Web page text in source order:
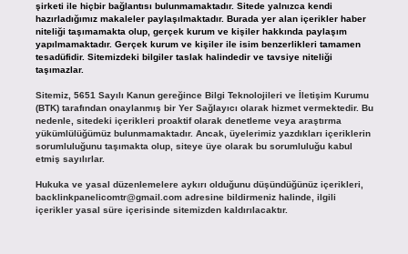
şirketi ile hiçbir bağlantısı bulunmamaktadır. Sitede yalnızca kendi
hazırladığımız makaleler paylaşılmaktadır. Burada yer alan içerikler haber
niteliği taşımamakta olup, gerçek kurum ve kişiler hakkında paylaşım
yapılmamaktadır. Gerçek kurum ve kişiler ile isim benzerlikleri tamamen
tesadüfidir. Sitemizdeki bilgiler taslak halindedir ve tavsiye niteliği
taşımazlar.
Sitemiz, 5651 Sayılı Kanun gereğince Bilgi Teknolojileri ve İletişim Kurumu
(BTK) tarafından onaylanmış bir Yer Sağlayıcı olarak hizmet vermektedir. Bu
nedenle, sitedeki içerikleri proaktif olarak denetleme veya araştırma
yükümlülüğümüz bulunmamaktadır. Ancak, üyelerimiz yazdıkları içeriklerin
sorumluluğunu taşımakta olup, siteye üye olarak bu sorumluluğu kabul
etmiş sayılırlar.
Hukuka ve yasal düzenlemelere aykırı olduğunu düşündüğünüz içerikleri,
backlinkpanelicomtr@gmail.comadresine bildirmeniz halinde, ilgili
içerikler yasal süre içerisinde sitemizden kaldırılacaktır.